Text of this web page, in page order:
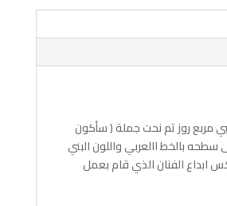
مربع روز تم نحت جملة ( سأكون
سطحه بالخط االعربي واللون البني
ابداع الفنان الذي قام بعمل